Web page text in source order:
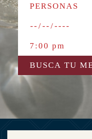
PERSONAS
7:00 pm
BUSCA TU